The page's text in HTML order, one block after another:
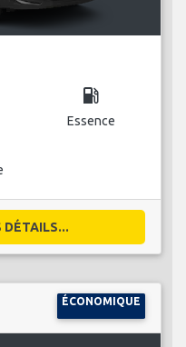
local_gas_station
Essence
DÉTAILS...
ÉCONOMIQUE